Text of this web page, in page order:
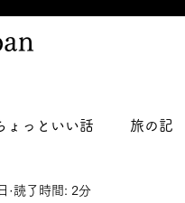
ょっといい話 旅の記
読了時間: 2分